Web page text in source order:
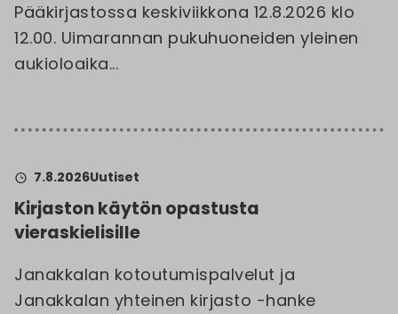
Pääkirjastossa keskiviikkona 12.8.2026 klo
12.00. Uimarannan pukuhuoneiden yleinen
aukioloaika...
7.8.2026Uutiset
Kirjaston käytön opastusta
vieraskielisille
Janakkalan kotoutumispalvelut ja
Janakkalan yhteinen kirjasto -hanke